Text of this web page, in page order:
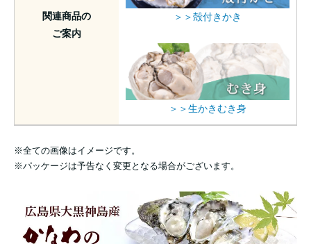
関連商品の
ご案内
＞＞殻付きかき
＞＞生かきむき身
※全ての画像はイメージです。
※パッケージは予告なく変更となる場合がございます。